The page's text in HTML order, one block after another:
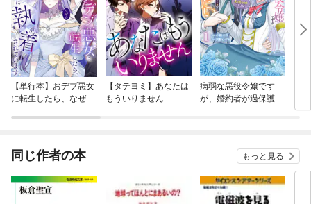
【単行本】おデブ悪女
に転生したら、なぜか
【タテヨミ】あなたは
もういりません
病弱な悪役令嬢です
が、婚約者が過保護す
妹
同じ作者の本 もっと見る